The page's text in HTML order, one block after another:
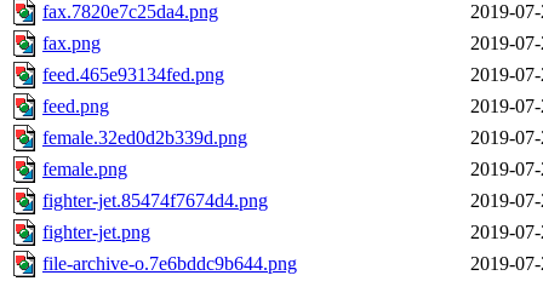
fax.7820e7c25da4.png
2019-
fax.png
2019-
feed.465e93134fed.png
2019-
feed.png
2019-
female.32ed0d2b339d.png
2019-
female.png
2019-
fighter-jet.85474f7674d4.png
2019-
fighter-jet.png
2019-
file-archive-o.7e6bddc9b644.png
2019-